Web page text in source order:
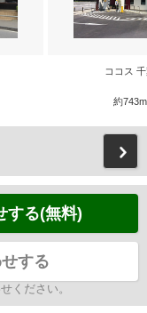
ココス
約
する(無料)
する
ください。